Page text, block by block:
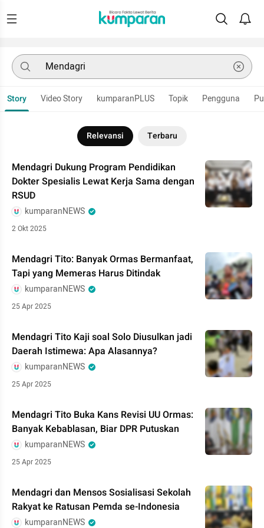
Story Video Story kumparanPLUS Topik Pengguna
Relevansi Terbaru
Mendagri Dukung Program Pendidikan
Dokter Spesialis Lewat Kerja Sama dengan
RSUD
kumparanNEWS
2 Okt 2025
Mendagri Tito: Banyak Ormas Bermanfaat,
Tapi yang Memeras Harus Ditindak
kumparanNEWS
25 Apr 2025
Mendagri Tito Kaji soal Solo Diusulkan jadi
Daerah Istimewa: Apa Alasannya?
kumparanNEWS
25 Apr 2025
Mendagri Tito Buka Kans Revisi UU Ormas:
Banyak Kebablasan, Biar DPR Putuskan
kumparanNEWS
25 Apr 2025
Mendagri dan Mensos Sosialisasi Sekolah
Rakyat ke Ratusan Pemda se-Indonesia
kumparanNEWS